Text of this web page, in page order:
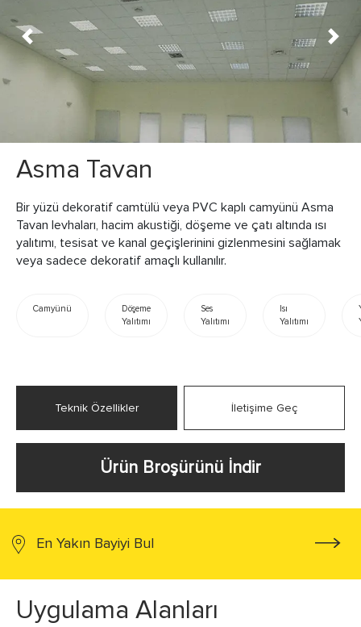
Previous Next
Asma Tavan
Bir yüzü dekoratif camtülü veya PVC kaplı camyünü Asma
Tavan levhaları, hacim akustiği, döşeme ve çatı altında ısı
yalıtımı, tesisat ve kanal geçişlerinini gizlenmesini sağlamak
veya sadece dekoratif amaçlı kullanılır.
Camyünü
Döşeme
Yalıtımı
Ses
Yalıtımı
Isı
Yalıtımı
Teknik Özellikler İletişime Geç
Ürün Broşürünü İndir
En Yakın Bayiyi Bul
Uygulama Alanları